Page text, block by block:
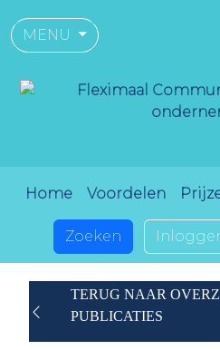
MENU
Home Voordelen
Zoeken
TERUG NAAR
PUBLICATIES